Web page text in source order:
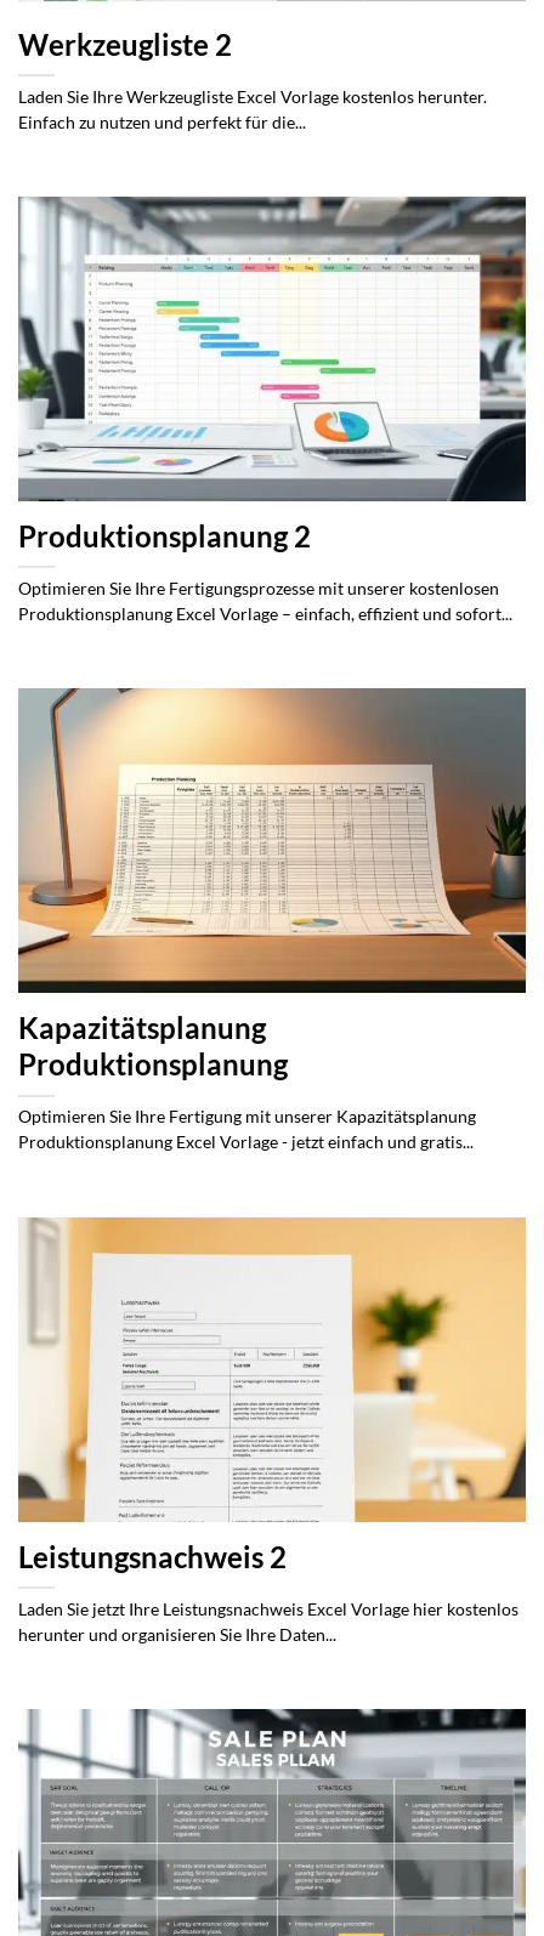
Werkzeugliste 2
Laden Sie Ihre Werkzeugliste Excel Vorlage kostenlos herunter.
Einfach zu nutzen und perfekt für die...
Produktionsplanung 2
Optimieren Sie Ihre Fertigungsprozesse mit unserer kostenlosen
Produktionsplanung Excel Vorlage – einfach, effizient und sofort...
Kapazitätsplanung
Produktionsplanung
Optimieren Sie Ihre Fertigung mit unserer Kapazitätsplanung
Produktionsplanung Excel Vorlage - jetzt einfach und gratis...
Leistungsnachweis 2
Laden Sie jetzt Ihre Leistungsnachweis Excel Vorlage hier kostenlos
herunter und organisieren Sie Ihre Daten...